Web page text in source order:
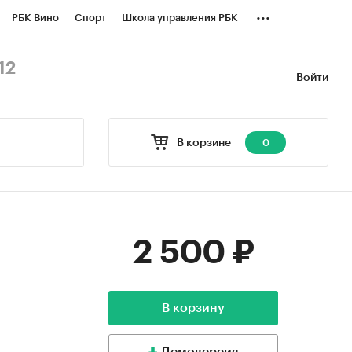
РБК Вино Спорт Школа управления РБК ...
Войти
В корзине 0
2 500 ₽
В корзину